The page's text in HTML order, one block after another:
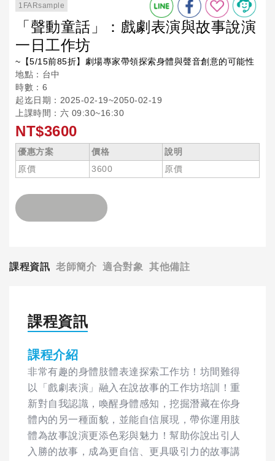
1FARsample
「聲動童話」：戲劇表演與故事說演
一日工作坊
~【5/15前85折】劇場專家帶領探索身體與聲音創意的可能性
地點：台中
時數：6
起迄日期：2025-02-19~2050-02-19
上課時間：六 09:30~16:30
NT$3600
優惠方案 價格
說明
原價
3600 原價
課程資訊 老師簡介 適合對象 其他備註
課程資訊
課程介紹
非常有趣的身體肢體表達探索工作坊！坊間難得
以「戲劇表演」融入在說故事的工作坊培訓！重
新對自我認識，喚醒身體感知，挖掘潛藏在你身
體內的另一種面貌，並能自信展現，帶你運用肢
體為故事說演更添色彩與魅力！幫助你說出引人
入勝的故事，成為更自信、更具吸引力的故事講